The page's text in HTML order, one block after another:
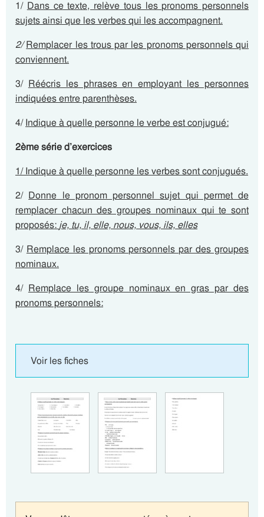
1/ Dans ce texte, relève tous les pronoms personnels
sujets ainsi que les verbes qui les accompagnent.
2/Remplacer les trous par les pronoms personnels qui
conviennent.
3/ Réécris les phrases en employant les personnes
indiquées entre parenthèses.
4/Indique à quelle personne le verbe est conjugué:
2ème série d’exercices
1/ Indique à quelle personne les verbes sont conjugués.
2/ Donne le pronom personnel sujet qui permet de
remplacer chacun des groupes nominaux qui te sont
proposés: je, tu, il, elle, nous, vous, ils, elles
3/ Remplace les pronoms personnels par des groupes
nominaux.
4/ Remplace les groupe nominaux en gras par des
pronoms personnels:
Voir les fiches